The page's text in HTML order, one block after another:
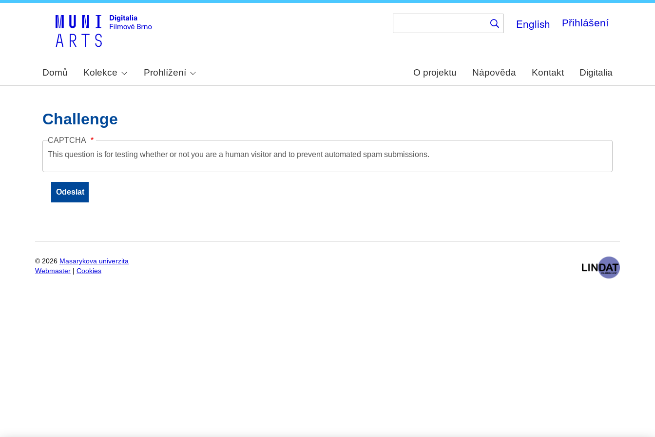
English Přihlášení
Domů Kolekce Prohlížení O projektu Nápověda Kontakt Digitalia
Challenge
CAPTCHA
This question is for testing whether or not you are a human visitor and to prevent automated spam submissions.
© 2026 Masarykova univerzita
Webmaster
Cookies